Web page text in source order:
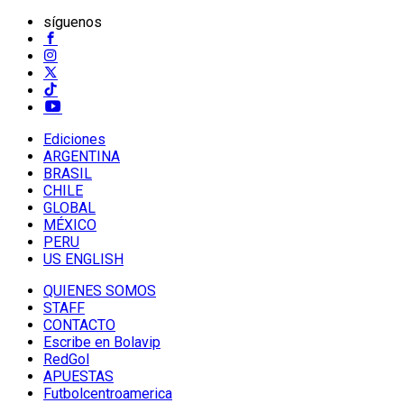
síguenos
Ediciones
ARGENTINA
BRASIL
CHILE
GLOBAL
MÉXICO
PERU
US ENGLISH
QUIENES SOMOS
STAFF
CONTACTO
Escribe en Bolavip
RedGol
APUESTAS
Futbolcentroamerica